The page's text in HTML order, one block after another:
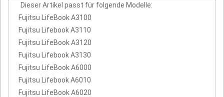
Dieser Artikel passt für folgende Modelle:
Fujitsu LifeBook A3100
Fujitsu Lifebook A3110
Fujitsu LifeBook A3120
Fujitsu Lifebook A3130
Fujitsu LifeBook A6000
Fujitsu Lifebook A6010
Fujitsu LifeBook A6020